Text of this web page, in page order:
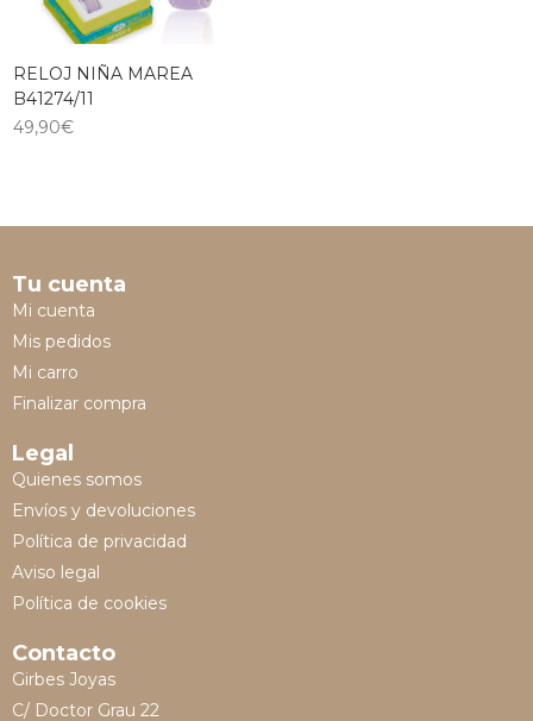
RELOJ NIÑA MAREA
B41274/11
49,90€
Tu cuenta
Mi cuenta
Mis pedidos
Mi carro
Finalizar compra
Legal
Quienes somos
Envíos y devoluciones
Política de privacidad
Aviso legal
Política de cookies
Contacto
Girbes Joyas
C/ Doctor Grau 22